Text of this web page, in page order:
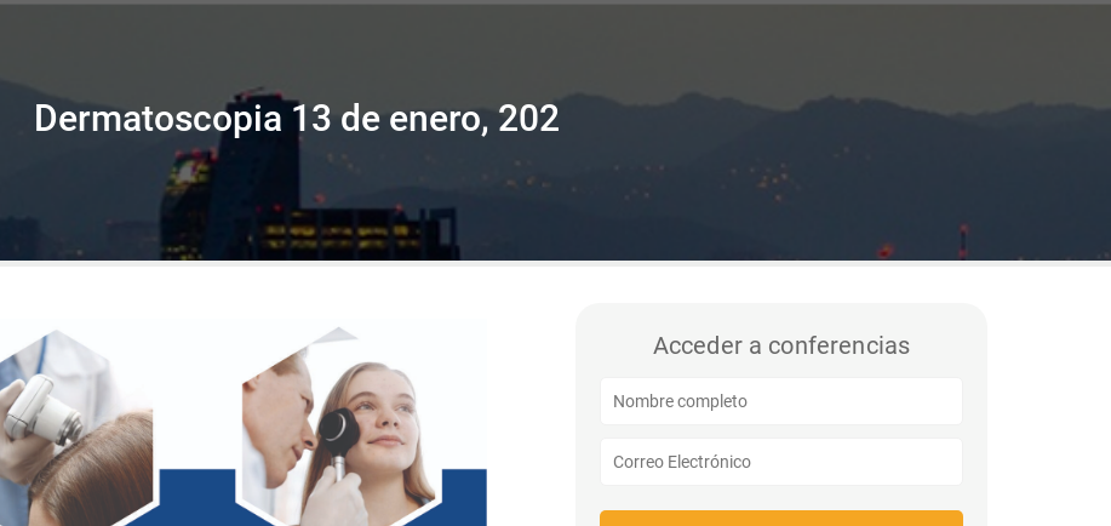
Dermatoscopia 13 de enero, 202
Acceder a conferencias